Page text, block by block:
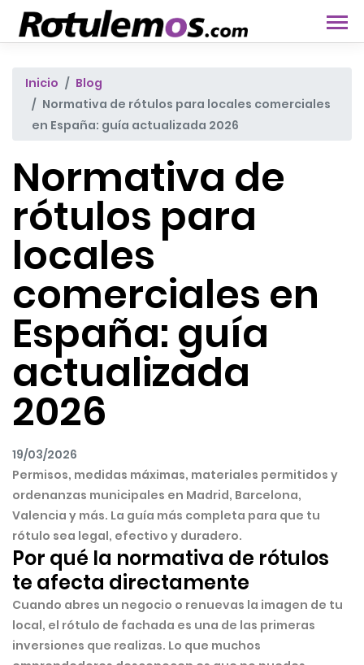
Inicio
Blog
Normativa de rótulos para locales comerciales
en España: guía actualizada 2026
Normativa de
rótulos para
locales
comerciales en
España: guía
actualizada
2026
19/03/2026
Permisos, medidas máximas, materiales permitidos y
ordenanzas municipales en Madrid, Barcelona,
Valencia y más. La guía más completa para que tu
rótulo sea legal, efectivo y duradero.
Por qué la normativa de rótulos
te afecta directamente
Cuando abres un negocio o renuevas la imagen de tu
local, el rótulo de fachada es una de las primeras
inversiones que realizas. Lo que muchos